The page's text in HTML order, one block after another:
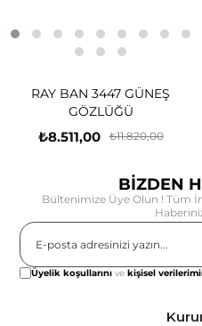
RAY BAN 3447 GÜNEŞ
GÖZLÜĞÜ
₺8.511,00 ₺11.820,00
BİZDEN
Bültenimize Üye Olun ! Tüm
Üyelik koşullarını vekişisel